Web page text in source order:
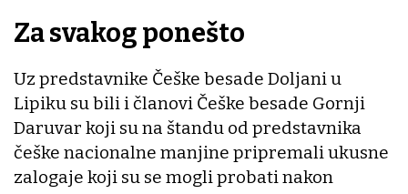
Za svakog ponešto
Uz predstavnike Češke besade Doljani u
Lipiku su bili i članovi Češke besade Gornji
Daruvar koji su na štandu od predstavnika
češke nacionalne manjine pripremali ukusne
zalogaje koji su se mogli probati nakon